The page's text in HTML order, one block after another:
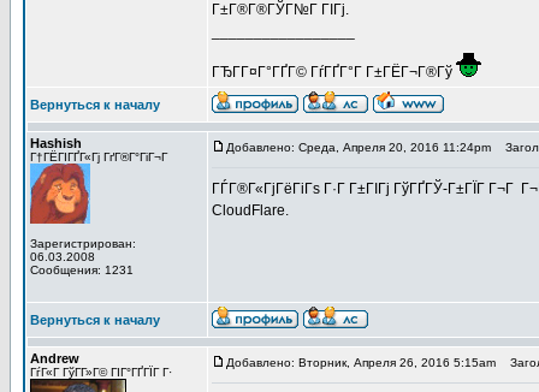
Г±Г®Г®ГЎГ№Г ГІГј.
ГЂГ­Г¤Г°ГҐГ© ГѓГҐГ°Г Г±ГЁГ¬Г®Гў
Вернуться к началу
Hashish
Г†ГЁГІГҐГ«Гј ГґГ®Г°ГіГ¬Г
Зарегистрирован:
06.03.2008
Сообщения: 1231
Добавлено: Среда, Апреля 20, 2016 11:24pm
ГЃГ®Г«ГјГёГіГѕ Г·Г Г±ГІГј ГўГҐГЎ-Г±ГЇГ
CloudFlare.
Вернуться к началу
Andrew
ГѓГ«Г ГўГ­Г»Г© ГІГ°ГҐГЇГ Г·
Добавлено: Вторник, Апреля 26, 2016 5:15am